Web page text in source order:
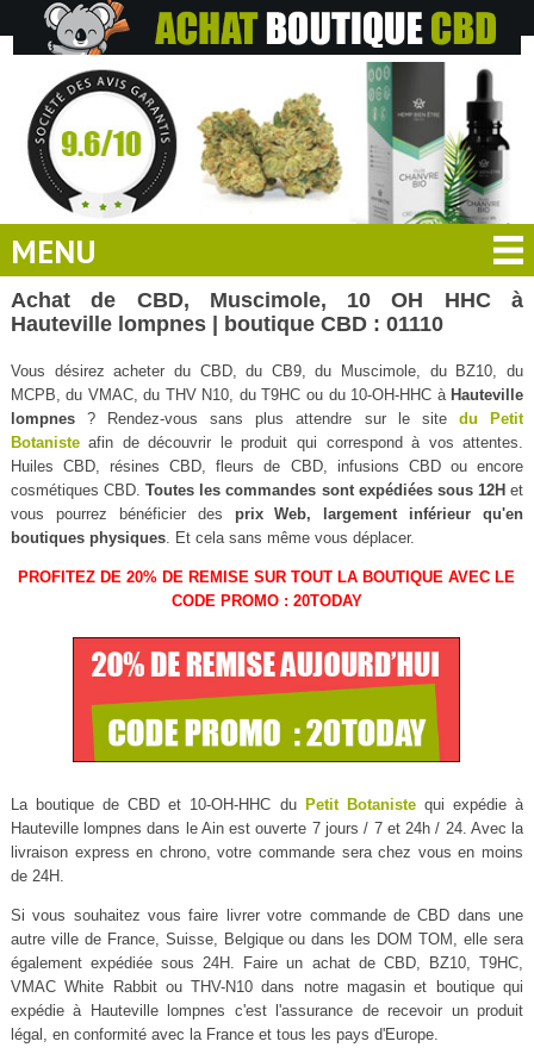
MENU
Achat de CBD, Muscimole, 10 OH HHC à
Hauteville lompnes | boutique CBD : 01110
Vous désirez acheter du CBD, du CB9, du Muscimole, du BZ10, du
MCPB, du VMAC, du THV N10, du T9HC ou du 10-OH-HHC à Hauteville
lompnes? Rendez-vous sans plus attendre sur le site du Petit
Botanisteafin de découvrir le produit qui correspond à vos attentes.
Huiles CBD, résines CBD, fleurs de CBD, infusions CBD ou encore
cosmétiques CBD.Toutes les commandes sont expédiées sous 12H et
vous pourrez bénéficier des prix Web, largement inférieur qu'en
boutiques physiques. Et cela sans même vous déplacer.
PROFITEZ DE 20% DE REMISE SUR TOUT LA BOUTIQUE AVEC LE
CODE PROMO : 20TODAY
La boutique de CBD et 10-OH-HHC du Petit Botanistequi expédie à
Hauteville lompnes dans le Ain est ouverte 7 jours / 7 et 24h / 24. Avec la
livraison express en chrono, votre commande sera chez vous en moins
de 24H.
Si vous souhaitez vous faire livrer votre commande de CBD dans une
autre ville de France, Suisse, Belgique ou dans les DOM TOM, elle sera
également expédiée sous 24H. Faire un achat de CBD, BZ10, T9HC,
VMAC White Rabbit ou THV-N10 dans notre magasin et boutique qui
expédie à Hauteville lompnes c'est l'assurance de recevoir un produit
légal, en conformité avec la France et tous les pays d'Europe.